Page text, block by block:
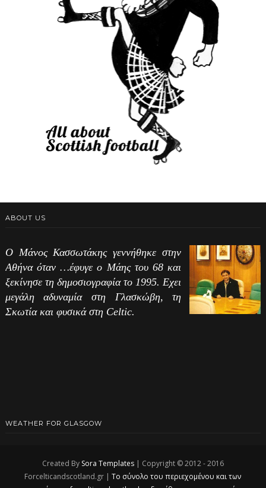
ABOUT US
Ο Μάνος Κασσωτάκης γεννήθηκε στην
Αθήνα όταν …έφυγε ο Μάης του 68 και
ξεκίνησε τη δημοσιογραφία το 1995. Εχει
μεγάλη αδυναμία στη Γλασκώβη, τη
Σκωτία και φυσικά στη Celtic.
WEATHER FOR GLASGOW
Created By Sora Templates| Copyright © 2012 - 2016
Forcelticandscotland.gr |Το σύνολο του περιεχομένου και των